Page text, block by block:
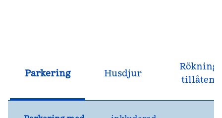
Parkering Husdjur
Rökning
tillåten